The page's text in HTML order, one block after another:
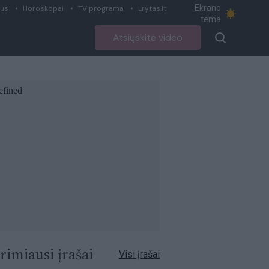
Horoskopai TV programa Lrytas.lt
Ekrano
tema
Atsiųskite video
įrašai Visi įrašai